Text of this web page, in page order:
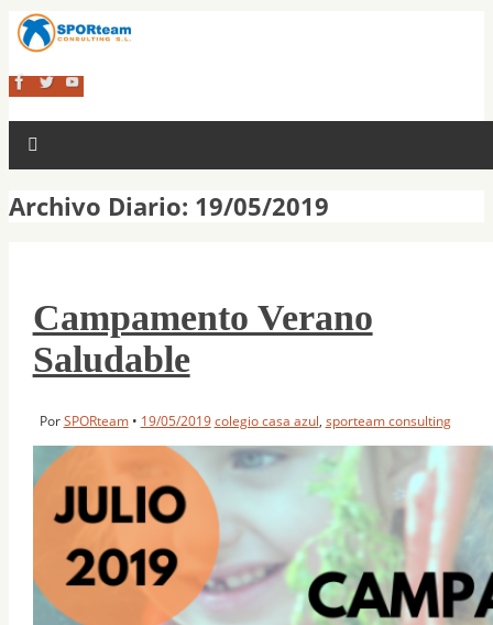
Archivo Diario: 19/05/2019
Campamento Verano
Saludable
PorSPORteam • 19/05/2019 colegio casa azul, sporteam consulting